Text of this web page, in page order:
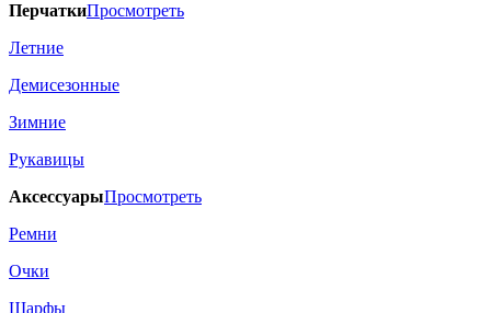
ПерчаткиПросмотреть
Летние
Демисезонные
Зимние
Рукавицы
АксессуарыПросмотреть
Ремни
Очки
Шарфы